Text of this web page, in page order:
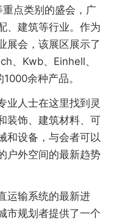
点类别的盛会，广
、建筑等行业。作为
展会，该展区展示了
、Kwb、Einhell、
余种产品。
业人士在这里找到灵
装饰、建筑材料、可
和设备，与会者可以
户外空间的最新趋势
运输系统的最新进
市规划者提供了一个